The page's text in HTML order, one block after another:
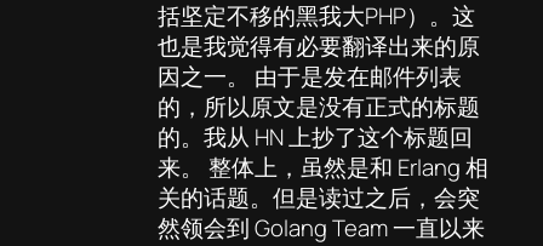
括坚定不移的黑我大PHP）。这
也是我觉得有必要翻译出来的原
因之一。 由于是发在邮件列表
的，所以原文是没有正式的标题
的。我从 HN 上抄了这个标题回
来。 整体上，虽然是和 Erlang 相
关的话题。但是读过之后，会突
然领会到 Golang Team 一直以来